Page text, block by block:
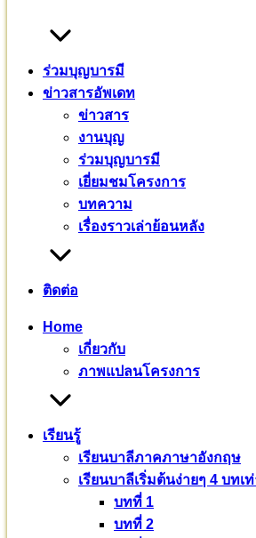
ร่วมบุญบารมี
ข่าวสารอัพเดท
ข่าวสาร
งานบุญ
ร่วมบุญบารมี
เยี่ยมชมโครงการ
บทความ
เรื่องราวเล่าย้อนหลัง
ติดต่อ
Home
เกี่ยวกับ
ภาพแปลนโครงการ
เรียนรู้
เรียนบาลีภาคภาษาอังกฤษ
เรียนบาลีเริ่มต้นง่ายๆ 4 บทเ
บทที่ 1
บทที่ 2
ตั้งแต่ขั้นพื้นฐาน ระดับมัธยมศึกษา หลัก
ปริญญาเอก
ที่นี่ จะจัดการศึกษาบาลีพระไตรปิฎก อร
ศาสนทายาท ตั้งแต่เยาว์วัย เพื่อให้เข้าถึ
จริงจัง ฝึกอบรมจิต เจริญปัญญา ด้วยพระ
ศาสนาสู่สากล International Pali Siha
สถานศึกษาสำหรับสามเณรแห่งแรกในป
ปีนี้ แม้ยังไม่เปิดเป็นทางการ ท่านอาจา
าจารย์ ก็ยินดีรับบุตรหลานของท่านเข้า
อังกฤษ ทำวัตรสวดมนต์ ท่องนวโกวาท
ขณะนี้ มีศากยบุตรสามเณรสีหะ ๑๒ รูป
ฐาน สนุกสนาน “ที่นี่ จะต้องอบอุ่น เหมือ
๒๕๖๖ เพียง ๓๐ รูป เท่านั้น
ร่วมบุญบารมี : ธ.กรุงไทย สาขาศาลาย
ติดต่อสอบถาม
พระธรรม​วชิรา​จารย์​ รศ.ดร.ผู้ช่วยอธิกา
๐๙๒ – ๖๙๔ – ๘๘๘๓